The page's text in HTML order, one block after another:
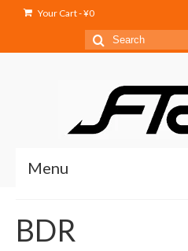
Your Cart-¥0
Search
for:
Menu
Service
BDR